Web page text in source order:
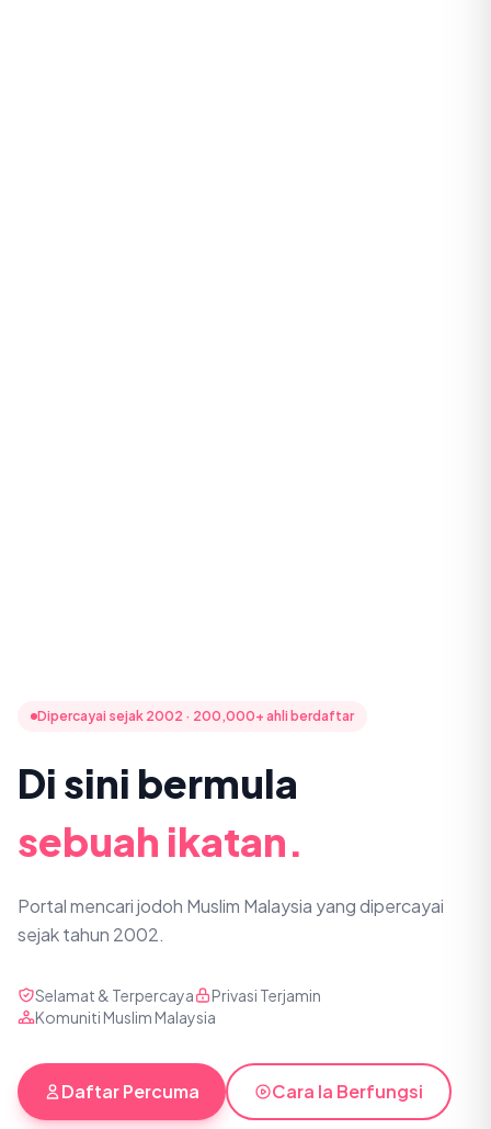
Dipercayai sejak 2002 · 200,000+ ahli berdaftar
Di sini bermula
sebuah ikatan.
Portal mencari jodoh Muslim Malaysia yang dipercayai
sejak tahun 2002.
Selamat & Terpercaya
Privasi Terjamin
Komuniti Muslim Malaysia
Daftar Percuma Cara Ia Berfungsi